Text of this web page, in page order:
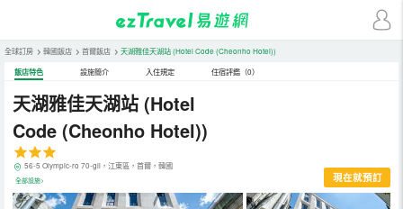
全球訂房 > 韓國飯店 > 首爾飯店 > 天湖雅佳天湖站(Hotel Code (Cheonho Hotel))
飯店特色 設施簡介 入住規定 住宿評鑑（0）
天湖雅佳天湖站 (Hotel
Code (Cheonho Hotel))
56-5 Olympic-ro 70-gil，江東區，首爾，韓國
全部設施> 現在就預訂